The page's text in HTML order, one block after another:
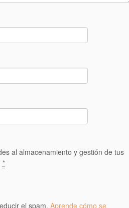
al almacenamiento y gestión de tus
*
el spam. Aprende cómo se